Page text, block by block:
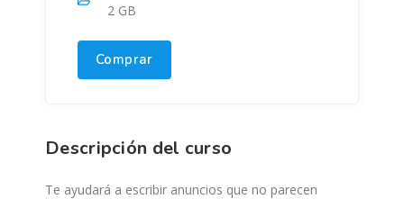
Descripción del curso
Te ayudará a escribir anuncios que no parecen
2 GB
Comprar